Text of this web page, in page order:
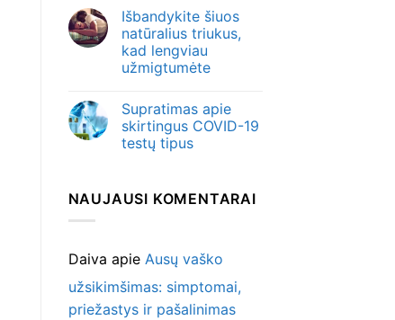
Išbandykite šiuos
natūralius triukus,
kad lengviau
užmigtumėte
Supratimas apie
skirtingus COVID-19
testų tipus
NAUJAUSI KOMENTARAI
Daiva apie Ausų vaško
užsikimšimas: simptomai,
priežastys ir pašalinimas